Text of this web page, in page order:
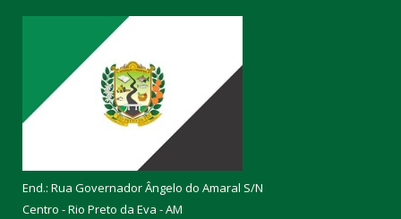
End.: Rua Governador Ângelo do Amaral S/N
Centro - Rio Preto da Eva - AM